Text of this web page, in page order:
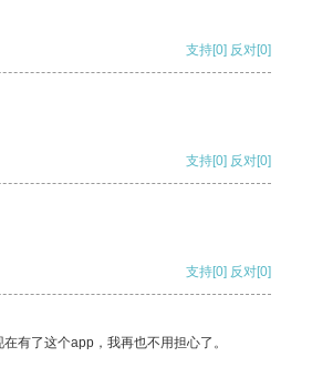
支持[0] 反对[0]
支持[0] 反对[0]
支持[0] 反对[0]
有了这个app，我再也不用担心了。